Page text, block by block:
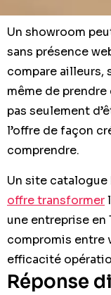
Un showroom
sans présence
compare ailleurs,
même de prendre
pas seulement
l’offre de façon
comprendre.
Un site catalogue
offre transformer
une entreprise en
compromis entre
efficacité
Réponse